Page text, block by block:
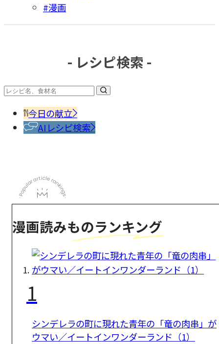
#漫画
- レシピ検索 -
今日の献立
AIレシピ検索
漫画読みものランキング
1
シンデレラの町に現れた青年の「竜の肉串」が
ウマい／イートインワンダーランド（1）